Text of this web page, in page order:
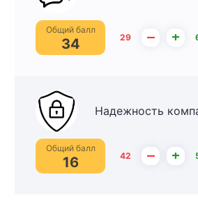
Общий балл
34 29 – +
Надежность
Общий балл
16 42 – +